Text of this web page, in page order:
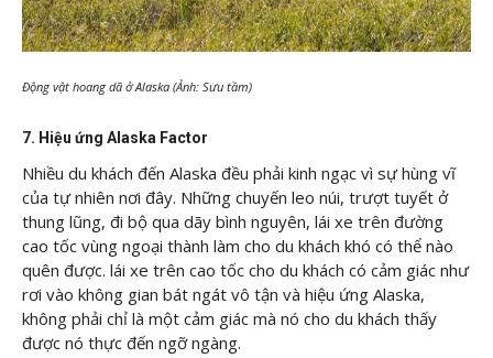
Động vật hoang dã ở Alaska (Ảnh: Sưu tầm)
7. Hiệu ứng Alaska Factor
Nhiều du khách đến Alaska đều phải kinh ngạc vì sự hùng vĩ
của tự nhiên nơi đây. Những chuyến leo núi, trượt tuyết ở
thung lũng, đi bộ qua dãy bình nguyên, lái xe trên đường
cao tốc vùng ngoại thành làm cho du khách khó có thể nào
quên được. lái xe trên cao tốc cho du khách có cảm giác như
rơi vào không gian bát ngát vô tận và hiệu ứng Alaska,
không phải chỉ là một cảm giác mà nó cho du khách thấy
được nó thực đến ngỡ ngàng.